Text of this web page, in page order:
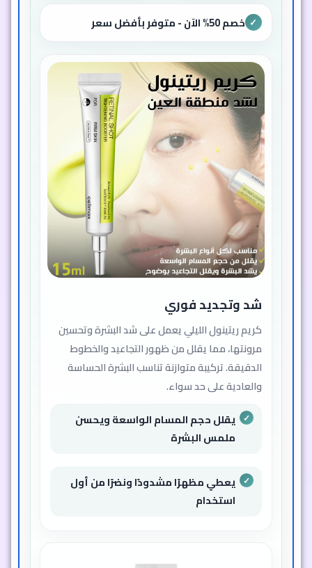
✓ خصم 50% الآن - متوفر بأفضل سعر
شد وتجديد فوري
كريم ريتينول الليلي يعمل على شد البشرة وتحسين
مرونتها، مما يقلل من ظهور التجاعيد والخطوط
الدقيقة. تركيبة متوازنة تناسب البشرة الحساسة
والعادية على حد سواء.
يقلل حجم المسام الواسعة ويحسن
ملمس البشرة
يعطي مظهرًا مشدودًا ونضرًا من أول
استخدام